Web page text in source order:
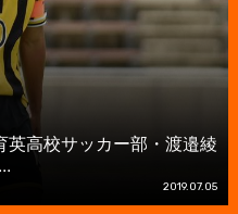
高校サッカー部・渡邉綾
2019.07.05